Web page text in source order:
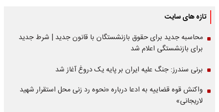
تازه های سایت
محاسبه جدید برای حقوق بازنشستگان با قانون جدید | شرط جدید
برای بازنشستگی اعلام شد
برنی سندرز: جنگ علیه ایران بر پایه یک دروغ آغاز شد
واکنش قوه قضاییه به ادعا درباره «نحوه رد زنی محل استقرار شهید
لاریجانی»